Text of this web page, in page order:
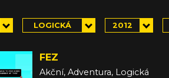
LOGICKÁ 2012
FEZ
Akční, Adventura, Logická